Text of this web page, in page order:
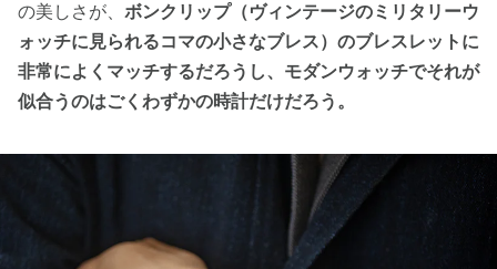
の美しさが、 ボンクリップ（ヴィンテージのミリタリーウ
ォッチに見られるコマの小さなブレス）のブレスレットに
非常によくマッチするだろうし、モダンウォッチでそれが
似合うのはごくわずかの時計だけだろう。